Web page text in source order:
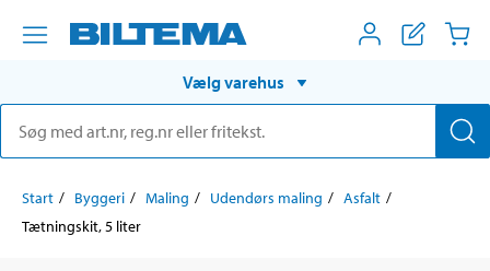
Vælg varehus
Start Byggeri Maling Udendørs maling
Asfalt
Tætningskit, 5 liter